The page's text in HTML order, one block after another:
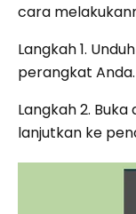
cara
Langkah 1.
perangkat Anda.
Langkah 2.
lanjutkan ke